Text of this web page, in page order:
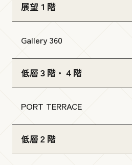
展望１階
Gallery 360
低層３階・４階
PORT TERRACE
低層２階